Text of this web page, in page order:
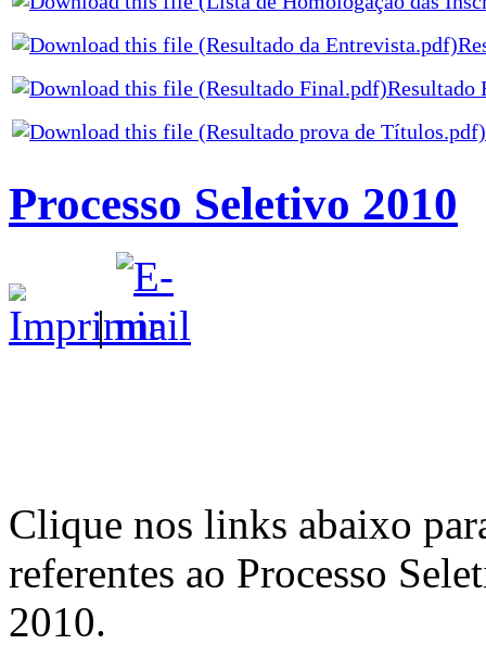
Resultado
Processo Seletivo 2010
|
Clique nos links abaixo
referentes ao Processo
2010.